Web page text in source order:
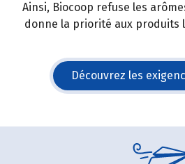
Ainsi, Biocoop refuse les
donne la priorité aux produits
Découvrez les